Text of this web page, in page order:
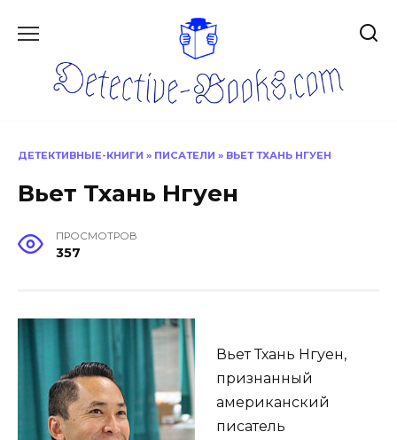
ДЕТЕКТИВНЫЕ-КНИГИ » ПИСАТЕЛИ » ВЬЕТ ТХАНЬ НГУЕН
Вьет Тхань Нгуен
ПРОСМОТРОВ
357
Вьет Тхань Нгуен,
признанный
американский
писатель